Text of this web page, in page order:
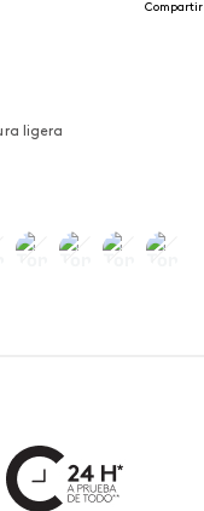
Compartir
ligera